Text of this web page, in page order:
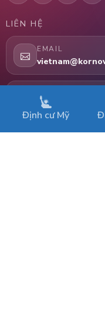
Định cư Mỹ
LIÊN HỆ
EMAIL
HOTLINE
(+84-28) 3829